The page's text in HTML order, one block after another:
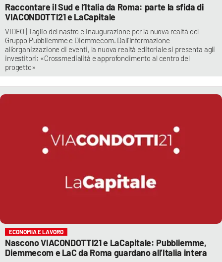
Raccontare il Sud e l’Italia da Roma: parte la sfida di
VIACONDOTTI21 e LaCapitale
VIDEO | Taglio del nastro e inaugurazione per la nuova realtà del
Gruppo Pubbliemme e Diemmecom. Dall’informazione
all’organizzazione di eventi, la nuova realtà editoriale si presenta agli
investitori: «Crossmedialità e approfondimento al centro del
progetto»
ECONOMIA E LAVORO
Nascono VIACONDOTTI21 e LaCapitale: Pubbliemme,
Diemmecom e LaC da Roma guardano all’Italia intera